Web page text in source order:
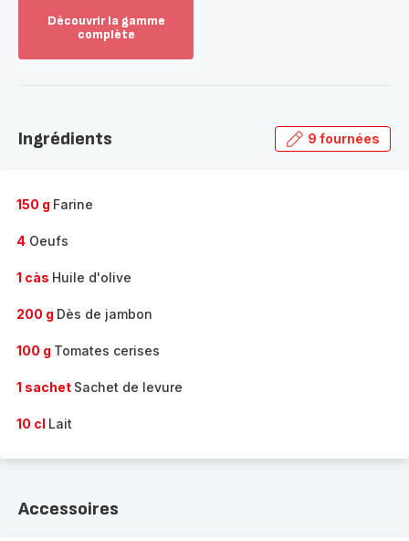
Découvrir la gamme
complète
gamme
Ingrédients 9 fournées
150 g Farine
4 Oeufs
1 càs Huile d'olive
200 g Dès de jambon
100 g Tomates cerises
1 sachet Sachet de levure
10 cl Lait
Accessoires